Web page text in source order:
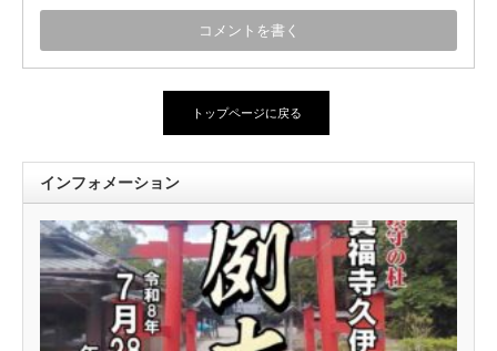
トップページに戻る
インフォメーション